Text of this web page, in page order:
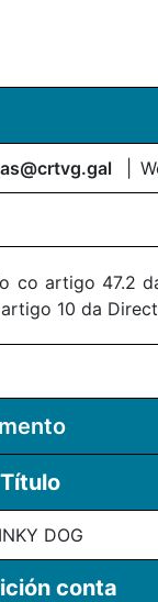
co artigo 47.2
10 da
Título
DOG
conta